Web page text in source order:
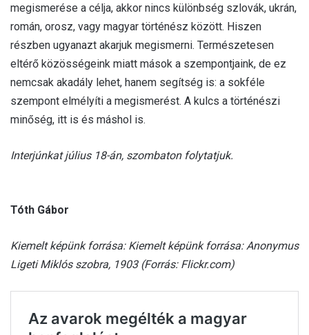
megismerése a célja, akkor nincs különbség szlovák, ukrán,
román, orosz, vagy magyar történész között. Hiszen
részben ugyanazt akarjuk megismerni. Természetesen
eltérő közösségeink miatt mások a szempontjaink, de ez
nemcsak akadály lehet, hanem segítség is: a sokféle
szempont elmélyíti a megismerést. A kulcs a történészi
minőség, itt is és máshol is.
Interjúnkat július 18-án, szombaton folytatjuk.
Tóth Gábor
Kiemelt képünk forrása: Kiemelt képünk forrása: Anonymus
Ligeti Miklós szobra, 1903 (Forrás: Flickr.com)